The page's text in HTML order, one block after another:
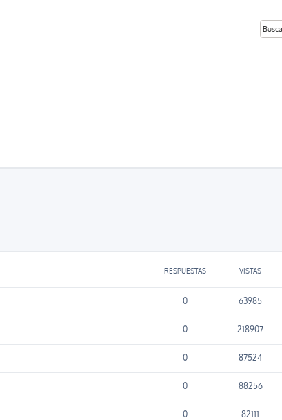
RESPUESTAS VISTAS
0 63985
0 218907
0 87524
0 88256
0 82111